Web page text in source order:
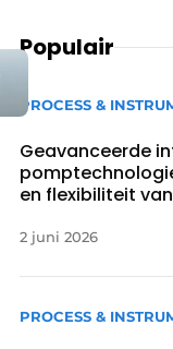
Populair
PROCESS &
Geavanceerde
en flexibiliteit van
2 juni 2026
PROCESS &